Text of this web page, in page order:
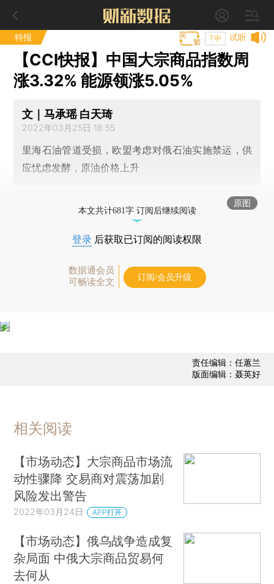
特报 试听
T中
【CCI快报】中国大宗商品指数周
涨3.32% 能源领涨5.05%
文｜马承瑶 白天琦
2022年03月25日 18:55
里海石油管道受损，欧盟考虑对俄石油实施禁运，供
应忧虑发酵，原油价格上升
原图
本文共计681字 订阅后继续阅读
登录 后获取已订阅的阅读权限
数据通会员
可畅读全文
订阅/会员升级
责任编辑：任蕙兰
版面编辑：聂英好
相关阅读
【市场动态】大宗商品市场流
动性骤降 交易商对震荡加剧
风险发出警告
2022年03月24日 APP打开
【市场动态】俄乌战争造成复
杂局面 中俄大宗商品贸易何
去何从